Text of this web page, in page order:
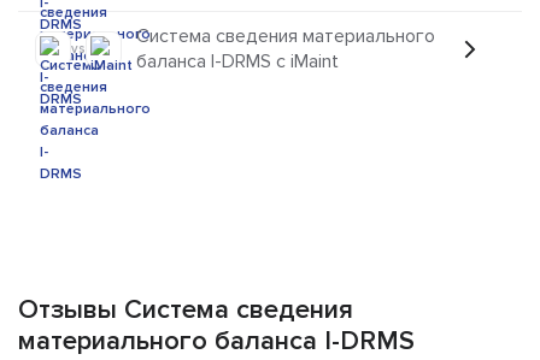
vs
Система сведения материального
баланса I-DRMS с iMaint
Отзывы Система сведения
материального баланса I-DRMS